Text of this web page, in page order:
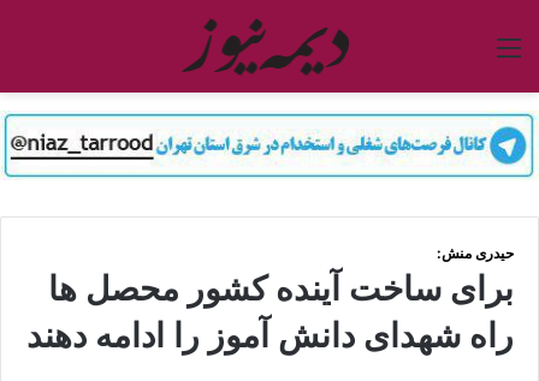
منو
حیدری منش:
برای ساخت آینده کشور محصل ها
راه شهدای دانش آموز را ادامه دهند